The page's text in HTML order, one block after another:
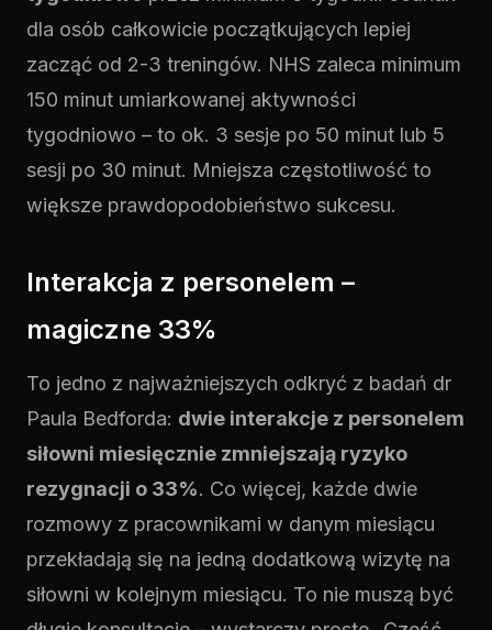
dla osób całkowicie początkujących lepiej
zacząć od 2-3 treningów. NHS zaleca minimum
150 minut umiarkowanej aktywności
tygodniowo – to ok. 3 sesje po 50 minut lub 5
sesji po 30 minut. Mniejsza częstotliwość to
większe prawdopodobieństwo sukcesu.
Interakcja z personelem –
magiczne 33%
To jedno z najważniejszych odkryć z badań dr
Paula Bedforda: dwie interakcje z personelem
siłowni miesięcznie zmniejszają ryzyko
rezygnacji o 33%. Co więcej, każde dwie
rozmowy z pracownikami w danym miesiącu
przekładają się na jedną dodatkową wizytę na
siłowni w kolejnym miesiącu. To nie muszą być